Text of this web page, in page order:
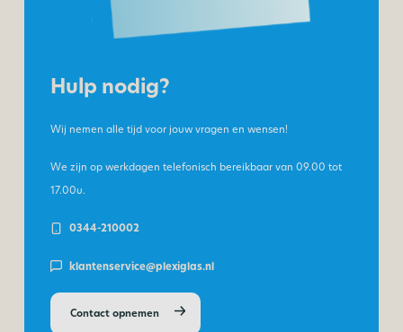
Hulp nodig?
Wij nemen alle tijd voor jouw vragen en wensen!
We zijn op werkdagen telefonisch bereikbaar van09.00 tot
17.00u.
0344-210002
klantenservice@plexiglas.nl
Contact opnemen